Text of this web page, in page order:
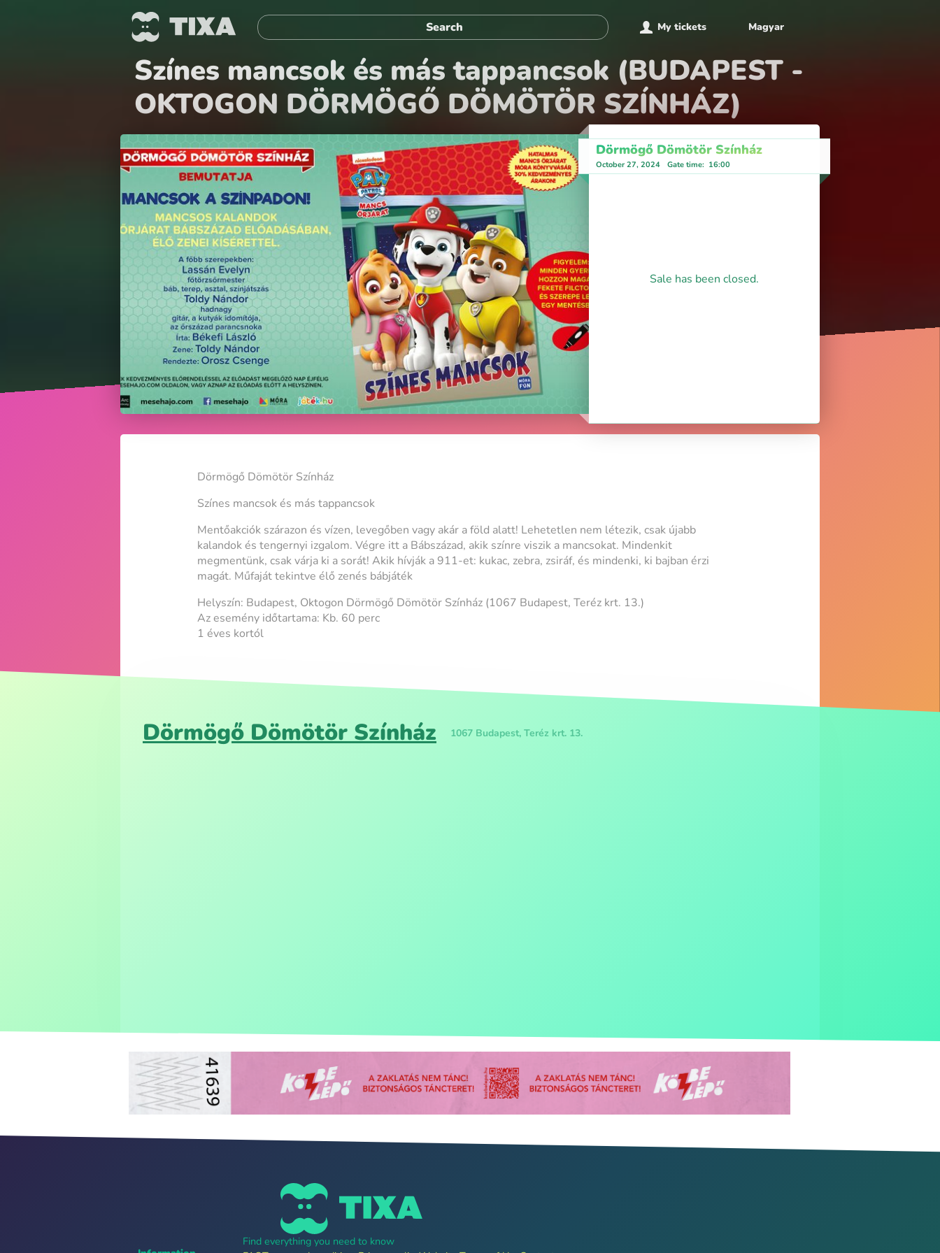
My tickets Magyar
Színes mancsok és más tappancsok (BUDAPEST -
OKTOGON DÖRMÖGŐ DÖMÖTÖR SZÍNHÁZ)
Dörmögő Dömötör Színház
October 27, 2024 Gate time: 16:00
Sale has been closed.
Dörmögő Dömötör Színház
Színes mancsok és más tappancsok
Mentőakciók szárazon és vízen, levegőben vagy akár a föld alatt! Lehetetlen nem létezik, csak újabb
kalandok és tengernyi izgalom. Végre itt a Bábszázad, akik színre viszik a mancsokat. Mindenkit
megmentünk, csak várja ki a sorát! Akik hívják a 911-et: kukac, zebra, zsiráf, és mindenki, ki bajban érzi
magát. Műfaját tekintve élő zenés bábjáték
Helyszín: Budapest, Oktogon Dörmögő Dömötör Színház (1067 Budapest, Teréz krt. 13.)
Az esemény időtartama: Kb. 60 perc
1 éves kortól
Dörmögő Dömötör Színház 1067 Budapest, Teréz krt. 13.
Find everything you need to know